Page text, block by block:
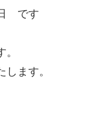
です
ます。